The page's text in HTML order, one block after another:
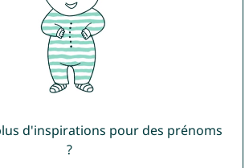
d'inspirations pour des prénoms
?